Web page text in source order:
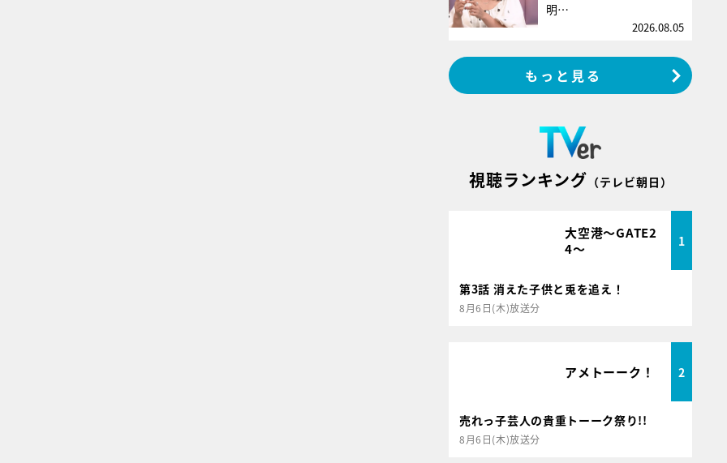
明…
2026.08.05
もっと見る
視聴ランキング （テレビ朝日）
大空港～GATE2
4～
1
第3話 消えた子供と兎を追え！
8月6日(木)放送分
アメトーーク！ 2
売れっ子芸人の貴重トーーク祭り!!
8月6日(木)放送分